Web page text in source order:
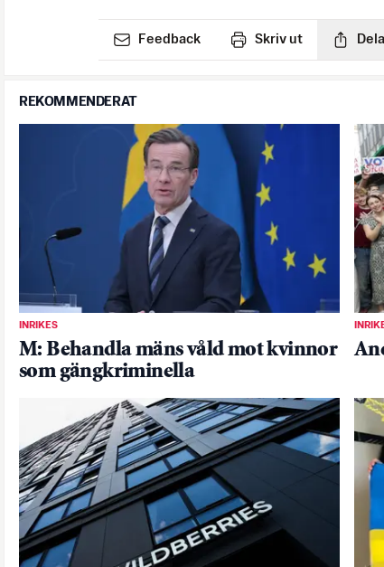
Feedback Skriv ut Dela
REKOMMENDERAT
INRIKES
M: Behandla mäns våld mot kvinnor
som gängkriminella